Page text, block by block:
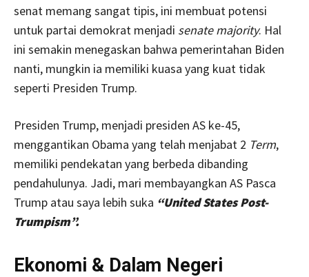
senat memang sangat tipis, ini membuat potensi
untuk partai demokrat menjadi senate majority. Hal
ini semakin menegaskan bahwa pemerintahan Biden
nanti, mungkin ia memiliki kuasa yang kuat tidak
seperti Presiden Trump.
Presiden Trump, menjadi presiden AS ke-45,
menggantikan Obama yang telah menjabat 2 Term,
memiliki pendekatan yang berbeda dibanding
pendahulunya. Jadi, mari membayangkan AS Pasca
Trump atau saya lebih suka “United States Post-
Trumpism”.
Ekonomi & Dalam Negeri